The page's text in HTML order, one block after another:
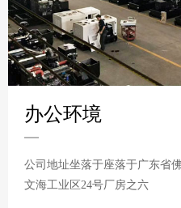
办公环境
公司地址坐落于座落于广东省
文海工业区24号厂房之六